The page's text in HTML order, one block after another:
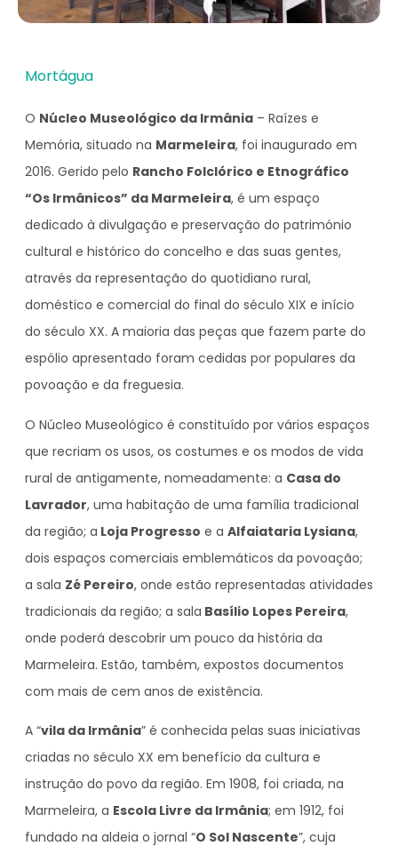
Mortágua
O Núcleo Museológico da Irmânia – Raízes e
Memória, situado na Marmeleira, foi inaugurado em
2016. Gerido pelo Rancho Folclórico e Etnográfico
“Os Irmânicos” da Marmeleira, é um espaço
dedicado à divulgação e preservação do património
cultural e histórico do concelho e das suas gentes,
através da representação do quotidiano rural,
doméstico e comercial do final do século XIX e início
do século XX. A maioria das peças que fazem parte do
espólio apresentado foram cedidas por populares da
povoação e da freguesia.
O Núcleo Museológico é constituído por vários espaços
que recriam os usos, os costumes e os modos de vida
rural de antigamente, nomeadamente: a Casa do
Lavrador, uma habitação de uma família tradicional
da região; a Loja Progresso e a Alfaiataria Lysiana,
dois espaços comerciais emblemáticos da povoação;
a sala Zé Pereiro, onde estão representadas atividades
tradicionais da região; a sala Basílio Lopes Pereira,
onde poderá descobrir um pouco da história da
Marmeleira. Estão, também, expostos documentos
com mais de cem anos de existência.
A “vila da Irmânia” é conhecida pelas suas iniciativas
criadas no século XX em benefício da cultura e
instrução do povo da região. Em 1908, foi criada, na
Marmeleira, a Escola Livre da Irmânia; em 1912, foi
fundado na aldeia o jornal “O Sol Nascente”, cuja